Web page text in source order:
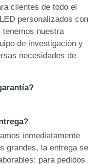
clientes de todo el
personalizados con
nuestra
de investigación y
necesidades de
inmediatamente
grandes, la entrega se
para pedidos